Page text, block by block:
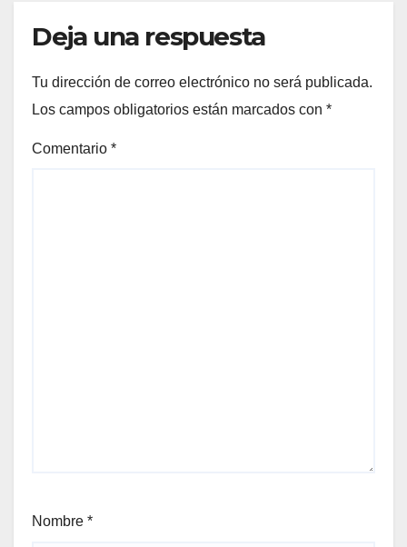
Deja una respuesta
Tu dirección de correo electrónico no será publicada.
Los campos obligatorios están marcados con *
Comentario *
Nombre *